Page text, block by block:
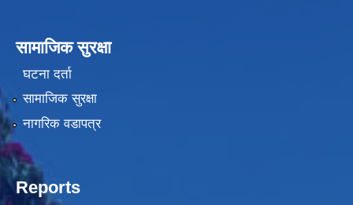
सामाजिक सुरक्षा
घटना दर्ता
सामाजिक सुरक्षा
नागरिक वडापत्र
Reports